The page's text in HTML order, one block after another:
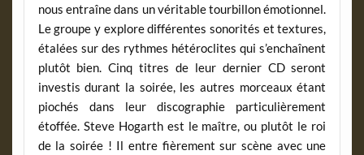
nous entraîne dans un véritable tourbillon émotionnel.
Le groupe y explore différentes sonorités et textures,
étalées sur des rythmes hétéroclites qui s’enchaînent
plutôt bien. Cinq titres de leur dernier CD seront
investis durant la soirée, les autres morceaux étant
piochés dans leur discographie particulièrement
étoffée. Steve Hogarth est le maître, ou plutôt le roi
de la soirée ! Il entre fièrement sur scène avec une